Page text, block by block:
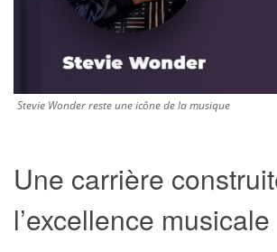
Stevie Wonder reste une icône de la musique
Une carrière
l’excellence musicale